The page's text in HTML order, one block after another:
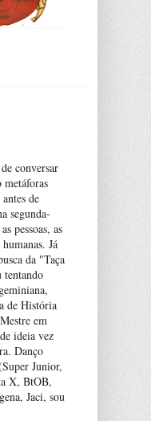
conversar
de
segunda-
pessoas, as
Já
da "Taça
tentando
de História
em
ideia vez
Danço
Junior,
X, BtOB,
Jaci, sou